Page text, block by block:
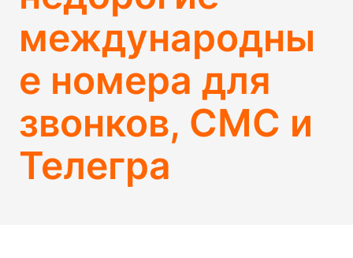
международны
е номера для
звонков, СМС и
Телегра